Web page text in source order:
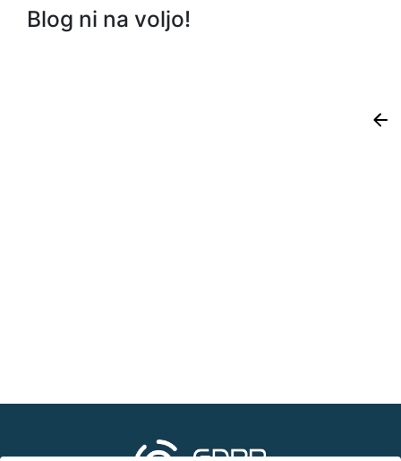
Blog ni na voljo!